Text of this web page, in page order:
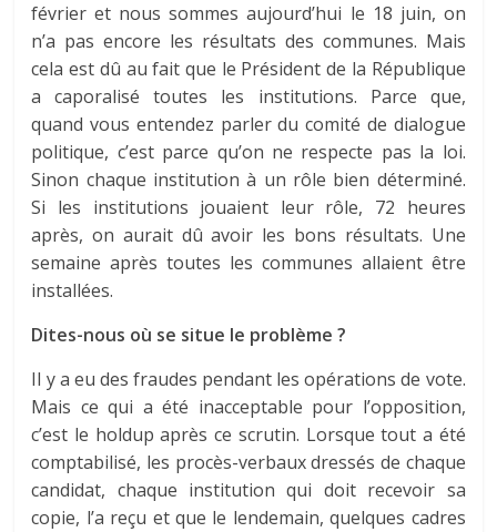
février et nous sommes aujourd’hui le 18 juin, on
n’a pas encore les résultats des communes. Mais
cela est dû au fait que le Président de la République
a caporalisé toutes les institutions. Parce que,
quand vous entendez parler du comité de dialogue
politique, c’est parce qu’on ne respecte pas la loi.
Sinon chaque institution à un rôle bien déterminé.
Si les institutions jouaient leur rôle, 72 heures
après, on aurait dû avoir les bons résultats. Une
semaine après toutes les communes allaient être
installées.
Dites-nous où se situe le problème ?
Il y a eu des fraudes pendant les opérations de vote.
Mais ce qui a été inacceptable pour l’opposition,
c’est le holdup après ce scrutin. Lorsque tout a été
comptabilisé, les procès-verbaux dressés de chaque
candidat, chaque institution qui doit recevoir sa
copie, l’a reçu et que le lendemain, quelques cadres